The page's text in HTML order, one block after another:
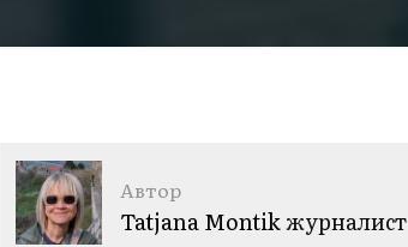
Автор
Tatjana Montikжурналист